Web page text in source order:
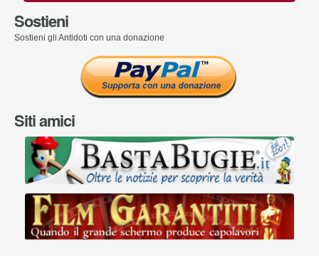
Sostieni
Sostieni gli Antidoti con una donazione
Siti amici